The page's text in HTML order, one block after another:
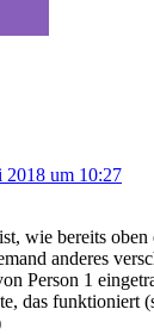
2018 um 10:27
wie bereits
anderes
Person 1
das funktioniert